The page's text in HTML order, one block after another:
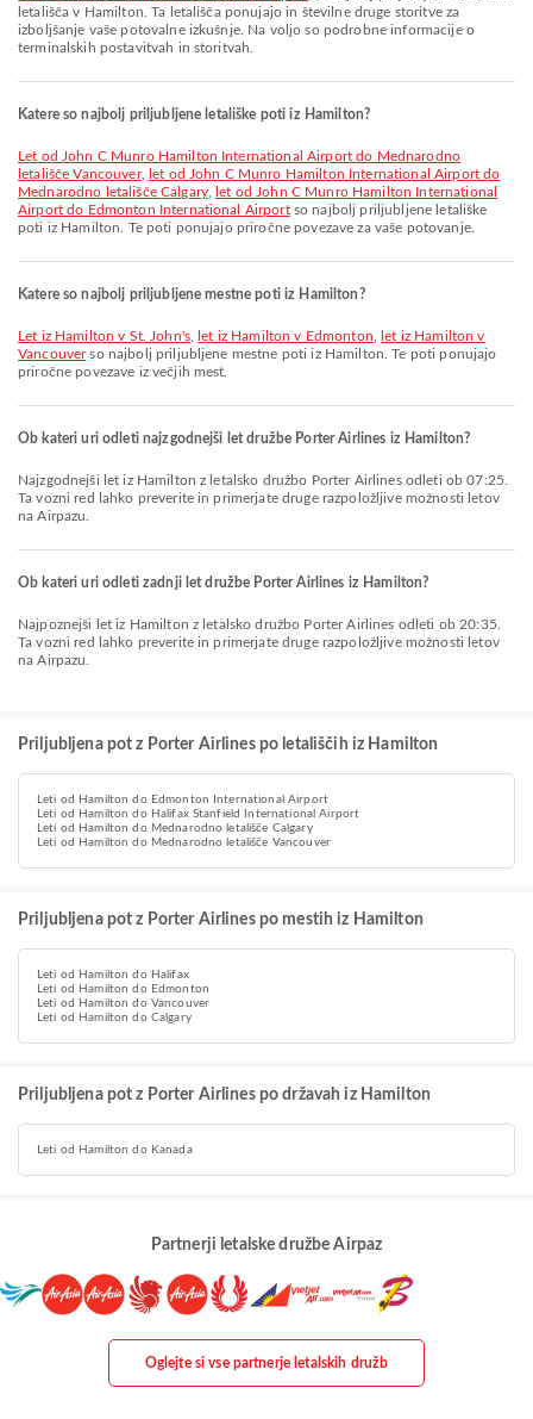
letališča v Hamilton. Ta letališča ponujajo in številne druge storitve za
izboljšanje vaše potovalne izkušnje. Na voljo so podrobne informacije o
terminalskih postavitvah in storitvah.
Katere so najbolj priljubljene letališke poti iz Hamilton?
let od John C Munro Hamilton International Airport do Mednarodno
letališče Vancouver,
let od John C Munro Hamilton International Airport do
Mednarodno letališče Calgary,
let od John C Munro Hamilton International
Airport do Edmonton International Airportso najbolj priljubljene letališke
poti iz Hamilton. Te poti ponujajo priročne povezave za vaše potovanje.
Katere so najbolj priljubljene mestne poti iz Hamilton?
let iz Hamilton v St. John's, let iz Hamilton v Edmonton
let iz Hamilton v
Vancouverso najbolj priljubljene mestne poti iz Hamilton. Te poti ponujajo
priročne povezave iz večjih mest.
Ob kateri uri odleti najzgodnejši let družbe Porter Airlines iz Hamilton?
Najzgodnejši let iz Hamilton z letalsko družbo Porter Airlines odleti ob 07:25.
Ta vozni red lahko preverite in primerjate druge razpoložljive možnosti letov
na Airpazu.
Ob kateri uri odleti zadnji let družbe Porter Airlines iz Hamilton?
Najpoznejši let iz Hamilton z letalsko družbo Porter Airlines odleti ob 20:35.
Ta vozni red lahko preverite in primerjate druge razpoložljive možnosti letov
na Airpazu.
Priljubljena pot z Porter Airlines po letališčih iz Hamilton
Leti od Hamilton do Edmonton International Airport
Leti od Hamilton do Halifax Stanfield International Airport
Leti od Hamilton do Mednarodno letališče Calgary
Leti od Hamilton do Mednarodno letališče Vancouver
Priljubljena pot z Porter Airlines po mestih iz Hamilton
Leti od Hamilton do Halifax
Leti od Hamilton do Edmonton
Leti od Hamilton do Vancouver
Leti od Hamilton do Calgary
Priljubljena pot z Porter Airlines po državah iz Hamilton
Leti od Hamilton do Kanada
Partnerji letalske družbe Airpaz
Oglejte si vse partnerje letalskih družb